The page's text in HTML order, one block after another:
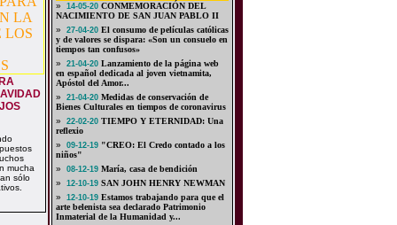
mucha
sólo
» 14-05-20CONMEMORACIÓN DEL
NACIMIENTO DE SAN JUAN PABLO II
»
27-04-20El consumo de películas católicas
y de valores se dispara: «Son un consuelo en
tiempos tan confusos»
»
21-04-20Lanzamiento de la página web
en español dedicada al joven vietnamita,
Apóstol del Amor...
»
21-04-20Medidas de conservación de
Bienes Culturales en tiempos de coronavirus
»
22-02-20TIEMPO Y ETERNIDAD: Una
reflexio
»
09-12-19"CREO: El Credo contado a los
niños"
»
08-12-19María, casa de bendición
»
12-10-19SAN JOHN HENRY NEWMAN
»
12-10-19Estamos trabajando para que el
arte belenista sea declarado Patrimonio
Inmaterial de la Humanidad y...